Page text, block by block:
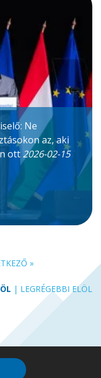
Ne
az, aki
ott 2026-02-15
»
| LEGRÉGEBBI ELÖL